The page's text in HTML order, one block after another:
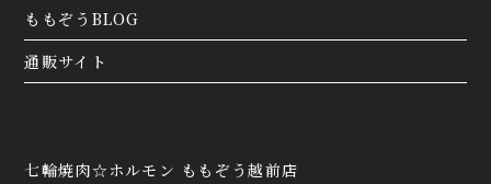
ももぞうBLOG
通販サイト
七輪焼肉☆ホルモン ももぞう越前店